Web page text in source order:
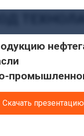
Скачать презентацию